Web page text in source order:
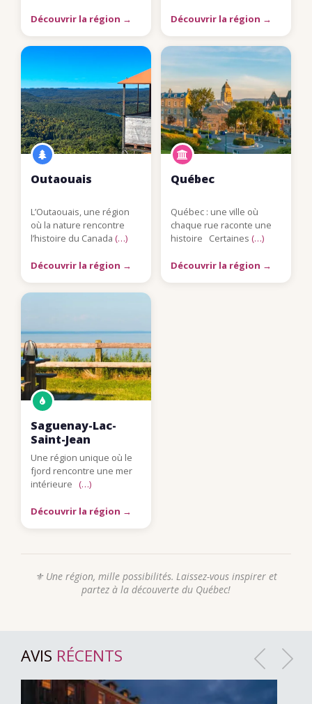
Découvrir la région → Découvrir la région →
Outaouais
L’Outaouais, une région
où la nature rencontre
l’histoire du Canada (…)
Découvrir la région →
Québec
Québec : une ville où
chaque rue raconte une
histoire Certaines (…)
Découvrir la région →
Saguenay-Lac-
Saint-Jean
Une région unique où le
fjord rencontre une mer
intérieure (…)
Découvrir la région →
⚜ Une région, mille possibilités. Laissez-vous inspirer et
partez à la découverte du Québec!
AVIS RÉCENTS